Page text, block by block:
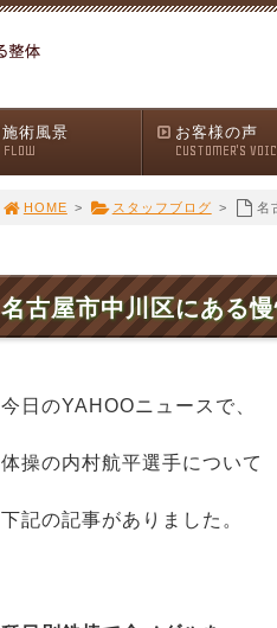
施術風景
FLOW
お客様の声
CUSTOMER'S
HOME > スタッフブログ > 名
名古屋市中川区にある
今日のYAHOOニュースで、
体操の内村航平選手について
下記の記事がありました。